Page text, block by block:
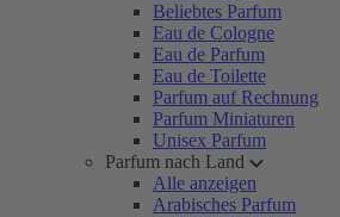
Beliebtes Parfum
Eau de Cologne
Eau de Parfum
Eau de Toilette
Parfum auf Rechnung
Parfum Miniaturen
Unisex Parfum
Parfum nach Land
Alle anzeigen
Arabisches Parfum